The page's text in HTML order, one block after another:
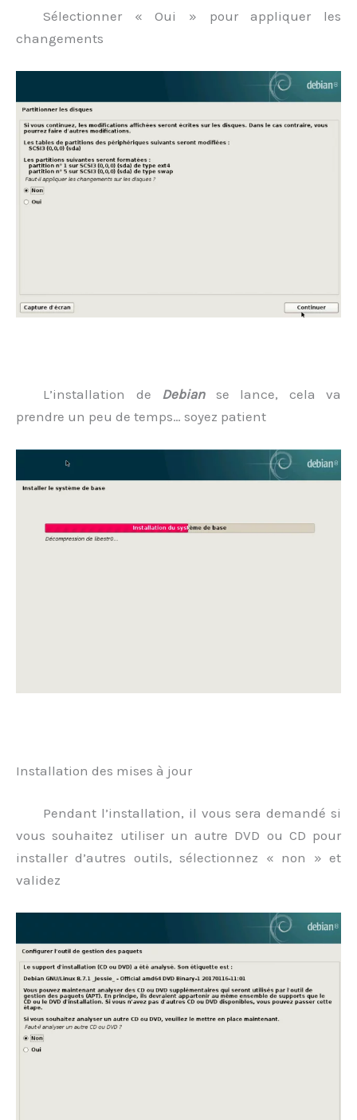
Sélectionner « Oui » pour appliquer les
changements
L’installation de Debianse lance, cela va
prendre un peu de temps… soyez patient
Installation des mises à jour
Pendant l’installation, il vous sera demandé si
vous souhaitez utiliser un autre DVD ou CD pour
installer d’autres outils, sélectionnez « non » et
validez